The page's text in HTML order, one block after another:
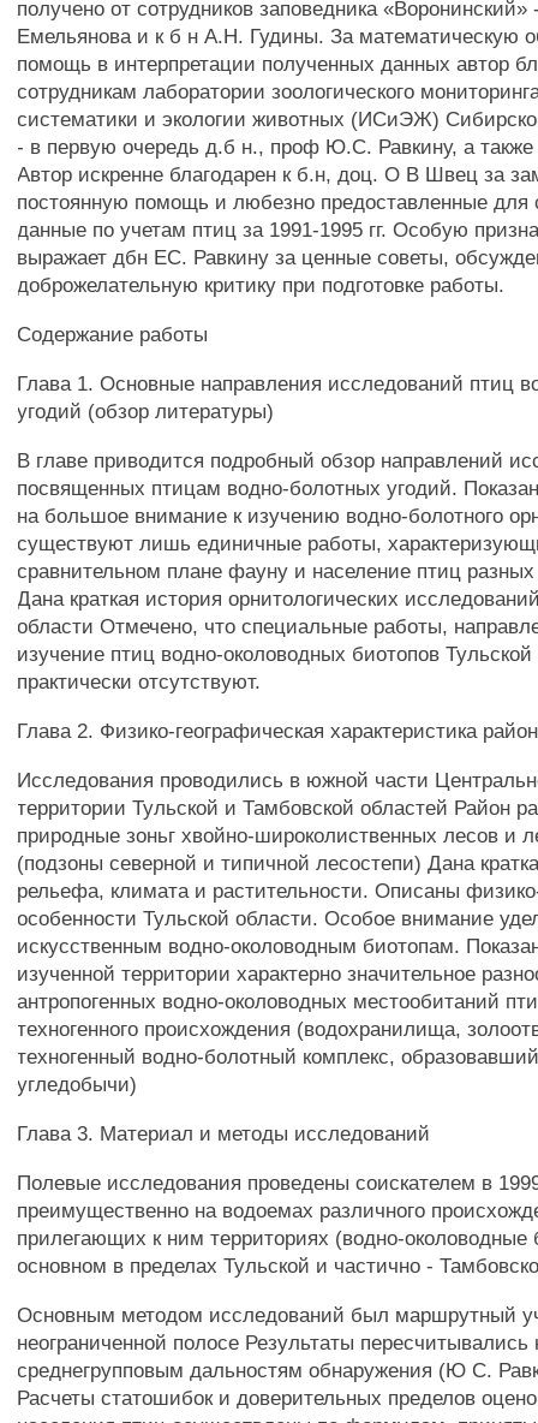
получено от сотрудников заповедника
Емельянова и к б н А.Н. Гудины. За математическую
помощь в интерпретации полученных данных автор
сотрудникам лаборатории зоологического
систематики и экологии животных (ИСиЭЖ)
- в первую очередь д.б н., проф Ю.С. Равкину, а
Автор искренне благодарен к б.н, доц. О В Швец за
постоянную помощь и любезно предоставленные для
данные по учетам птиц за 1991-1995 гг. Особую
выражает дбн ЕС. Равкину за ценные советы,
доброжелательную критику при подготовке работы.
Содержание работы
Глава 1. Основные направления исследований птиц
угодий (обзор литературы)
В главе приводится подробный обзор направлений
посвященных птицам водно-болотных угодий.
на большое внимание к изучению водно-болотного
существуют лишь единичные работы,
сравнительном плане фауну и население птиц
Дана краткая история орнитологических
области Отмечено, что специальные работы,
изучение птиц водно-околоводных биотопов
практически отсутствуют.
Глава 2. Физико-географическая характеристика
Исследования проводились в южной части
территории Тульской и Тамбовской областей Район
природные зоньг хвойно-широколиственных лесов и
(подзоны северной и типичной лесостепи) Дана
рельефа, климата и растительности. Описаны
особенности Тульской области. Особое внимание
искусственным водно-околоводным биотопам.
изученной территории характерно значительное
антропогенных водно-околоводных местообитаний
техногенного происхождения (водохранилища,
техногенный водно-болотный комплекс,
угледобычи)
Глава 3. Материал и методы исследований
Полевые исследования проведены соискателем в
преимущественно на водоемах различного
прилегающих к ним территориях (водно-околоводные
основном в пределах Тульской и частично -
Основным методом исследований был маршрутный
неограниченной полосе Результаты пересчитывались
среднегрупповым дальностям обнаружения (Ю С.
Расчеты статошибок и доверительных пределов